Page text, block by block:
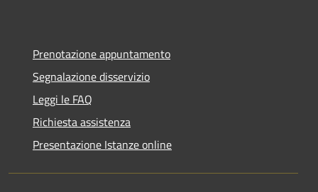
Prenotazione appuntamento
Segnalazione disservizio
Leggi le FAQ
Richiesta assistenza
Presentazione Istanze online